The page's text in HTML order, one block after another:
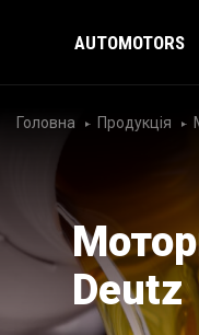
AUTOMOTORS
Головна Продукція
Deutz